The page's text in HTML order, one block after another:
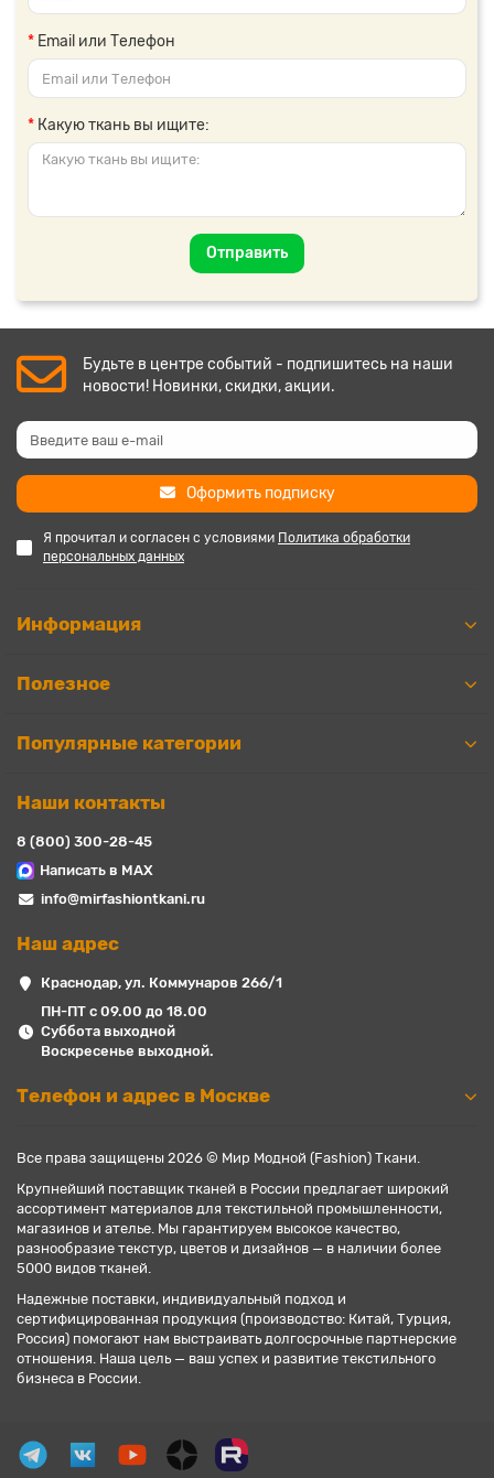
Email или Телефон
Какую ткань вы ищите:
Отправить
Будьте в центре событий - подпишитесь на наши
новости! Новинки, скидки, акции.
Оформить подписку
Я прочитал и согласен с условиями Политика обработки
персональных данных
Информация
Полезное
Популярные категории
Наши контакты
8 (800) 300-28-45
Написать в MAX
info@mirfashiontkani.ru
Наш адрес
Краснодар, ул. Коммунаров 266/1
ПН-ПТ с 09.00 до 18.00
Суббота выходной
Воскресенье выходной.
Телефон и адрес в Москве
Все права защищены 2026 © Мир Модной (Fashion) Ткани.
Крупнейший поставщик тканей в России предлагает широкий
ассортимент материалов для текстильной промышленности,
магазинов и ателье. Мы гарантируем высокое качество,
разнообразие текстур, цветов и дизайнов — в наличии более
5000 видов тканей.
Надежные поставки, индивидуальный подход и
сертифицированная продукция (производство: Китай, Турция,
Россия) помогают нам выстраивать долгосрочные партнерские
отношения. Наша цель — ваш успех и развитие текстильного
бизнеса в России.